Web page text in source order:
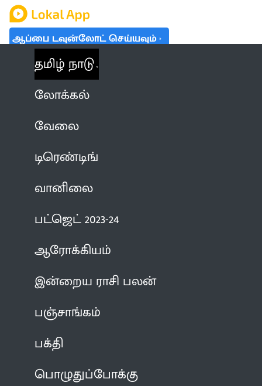
ஆப்பை டவுன்லோட் செய்யவும்
தமிழ் நாடு
லோக்கல்
வேலை
டிரெண்டிங்
வானிலை
பட்ஜெட் 2023-24
ஆரோக்கியம்
இன்றைய ராசி பலன்
பஞ்சாங்கம்
பக்தி
பொழுதுப்போக்கு